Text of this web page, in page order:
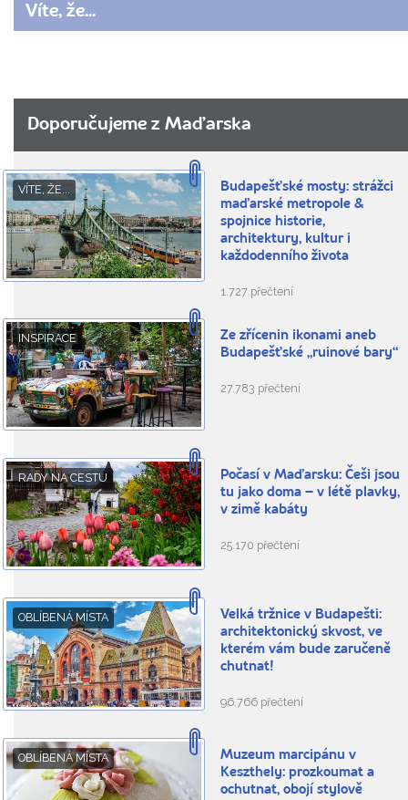
Víte, že...
Doporučujeme z Maďarska
VÍTE, ŽE...
Budapešťské mosty: strážci
maďarské metropole &
spojnice historie,
architektury, kultur i
každodenního života
1.727 přečtení
INSPIRACE
Ze zřícenin ikonami aneb
Budapešťské „ruinové bary“
27.783 přečtení
RADY NA CESTU
Počasí v Maďarsku: Češi jsou
tu jako doma – v létě plavky,
v zimě kabáty
25.170 přečtení
OBLÍBENÁ MÍSTA
Velká tržnice v Budapešti:
architektonický skvost, ve
kterém vám bude zaručeně
chutnat!
96.766 přečtení
OBLÍBENÁ MÍSTA
Muzeum marcipánu v
Keszthely: prozkoumat a
ochutnat, obojí stylově